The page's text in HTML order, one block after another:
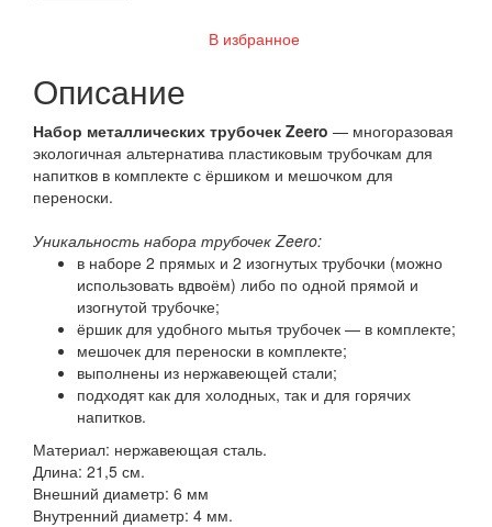
В избранное
Описание
Набор металлических трубочек Zeero — многоразовая
экологичная альтернатива пластиковым трубочкам для
напитков в комплекте с ёршиком и мешочком для
переноски.
Уникальность набора трубочек Zeero:
в наборе 2 прямых и 2 изогнутых трубочки (можно
использовать вдвоём) либо по одной прямой и
изогнутой трубочке;
ёршик для удобного мытья трубочек — в комплекте;
мешочек для переноски в комплекте;
выполнены из нержавеющей стали;
подходят как для холодных, так и для горячих
напитков.
Материал: нержавеющая сталь.
Длина: 21,5 см.
Внешний диаметр: 6 мм
Внутренний диаметр: 4 мм.